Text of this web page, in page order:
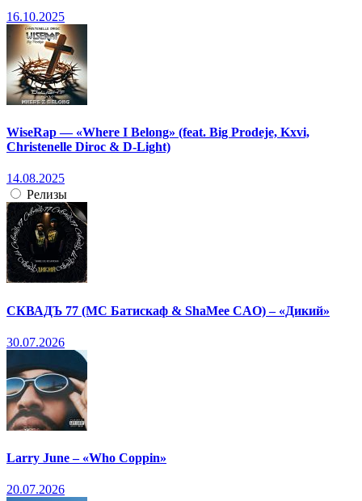
16.10.2025
WiseRap — «Where I Belong» (feat. Big Prodeje, Kxvi,
Christenelle Diroc & D-Light)
14.08.2025
Релизы
СКВАДЪ 77 (МС Батискаф & ShaMee CAO) – «Дикий»
30.07.2026
Larry June – «Who Coppin»
20.07.2026